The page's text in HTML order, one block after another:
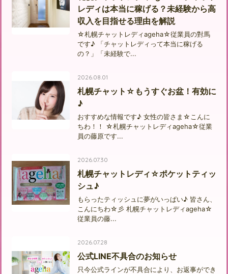
レディは本当に稼げる？未経験から高
収入を目指せる理由を解説
☆札幌チャットレディageha☆従業員の對馬
です♪ 「チャットレディって本当に稼げる
の？」「未経験で...
2026.08.01
札幌チャット☆もうすぐお盆！有効に
♪
おすすめな情報です♪ 女性の皆さま☆こんに
ちわ！！ ☆札幌チャットレディageha☆従業
員の藤原です...
2026.07.30
札幌チャットレディ☆ポケットティッ
シュ♪
もらったティッシュに夢がいっぱい♪ 皆さん、
こんにちわ☆彡 札幌チャットレディageha☆
従業員の藤...
2026.07.28
公式LINE不具合のお知らせ
只今公式ラインが不具合により、お返事ができ